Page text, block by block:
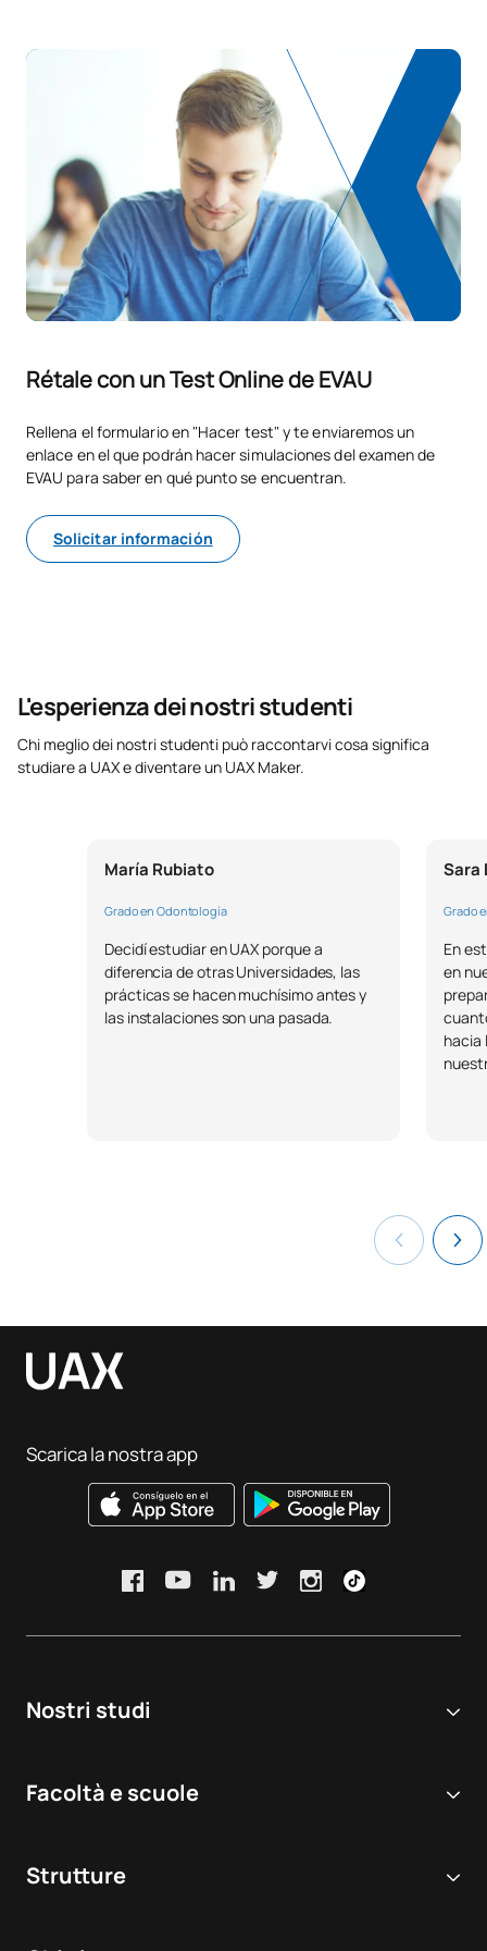
Rétale con un Test Online de EVAU
Rellena el formulario en "Hacer test" y te enviaremos un
enlace en el que podrán hacer simulaciones del examen de
EVAU para saber en qué punto se encuentran.
Solicitar información
L'esperienza dei nostri studenti
Chi meglio dei nostri studenti può raccontarvi cosa significa
studiare a UAX e diventare un UAX Maker.
María Rubiato
Grado en Odontología
Decidí estudiar en UAX porque a
diferencia de otras Universidades, las
prácticas se hacen muchísimo antes y
las instalaciones son una pasada.
Sara
Grado
En
en
hacia
Nostri studi
Corsi di Laurea
Facoltà e scuole
Odontoiatria
Strutture
Scarica la nostra app